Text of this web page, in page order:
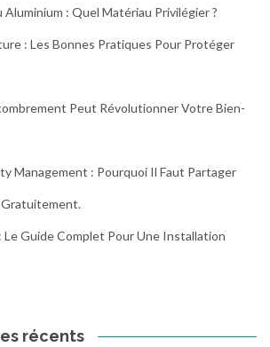
: Quel Matériau Privilégier ?
: Les Bonnes Pratiques Pour Protéger
Peut Révolutionner Votre Bien-
Management : Pourquoi Il Faut Partager
Le Guide Complet Pour Une Installation
récents